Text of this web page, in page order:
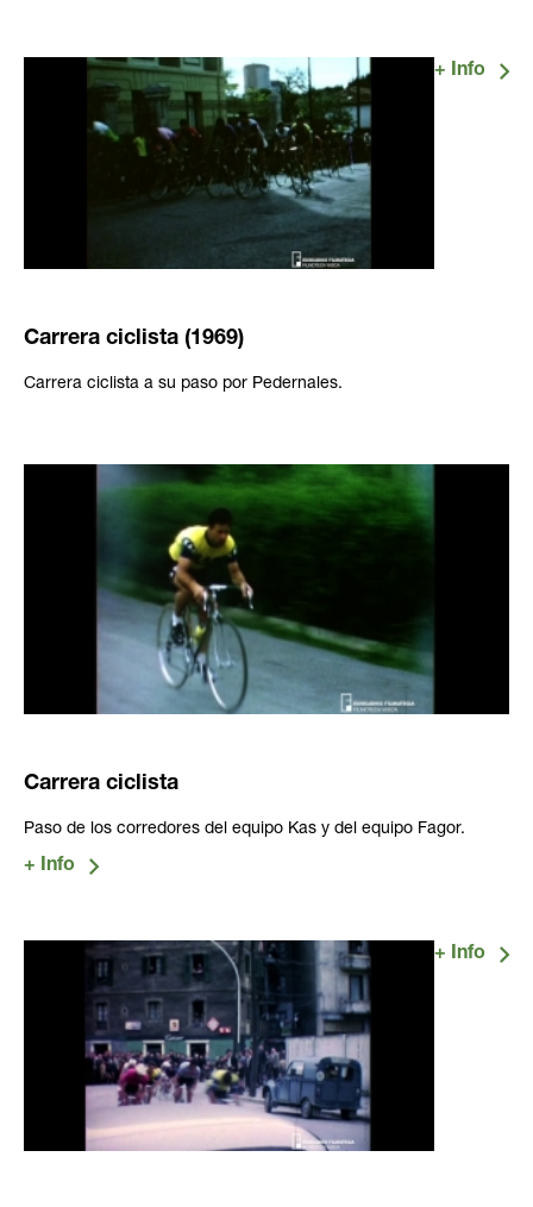
Carrera ciclista (1969)
Carrera ciclista a su paso por Pedernales.
Carrera ciclista
Paso de los corredores del equipo Kas y del equipo Fagor.